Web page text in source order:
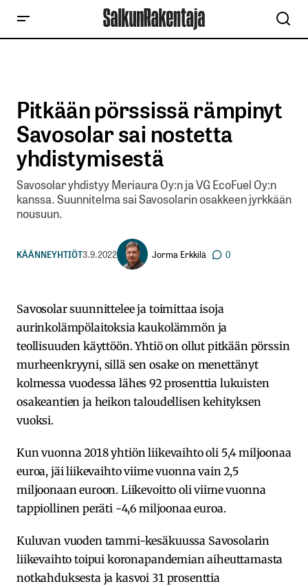
Pitkään pörssissä rämpinyt
Savosolar sai nostetta
yhdistymisestä
Savosolar yhdistyy Meriaura Oy:n ja VG EcoFuel Oy:n
kanssa. Suunnitelma sai Savosolarin osakkeen jyrkkään
nousuun.
KÄÄNNEYHTIÖT3.9.2022 Jorma Erkkilä 0
Savosolar suunnittelee ja toimittaa isoja
aurinkolämpölaitoksia kaukolämmön ja
teollisuuden käyttöön. Yhtiö on ollut pitkään pörssin
murheenkryyni, sillä sen osake on menettänyt
kolmessa vuodessa lähes 92 prosenttia lukuisten
osakeantien ja heikon taloudellisen kehityksen
vuoksi.
Kun vuonna 2018 yhtiön liikevaihto oli 5,4 miljoonaa
euroa, jäi liikevaihto viime vuonna vain 2,5
miljoonaan euroon. Liikevoitto oli viime vuonna
tappiollinen peräti -4,6 miljoonaa euroa.
Kuluvan vuoden tammi-kesäkuussa Savosolarin
liikevaihto toipui koronapandemian aiheuttamasta
notkahduksesta ja kasvoi 31 prosenttia